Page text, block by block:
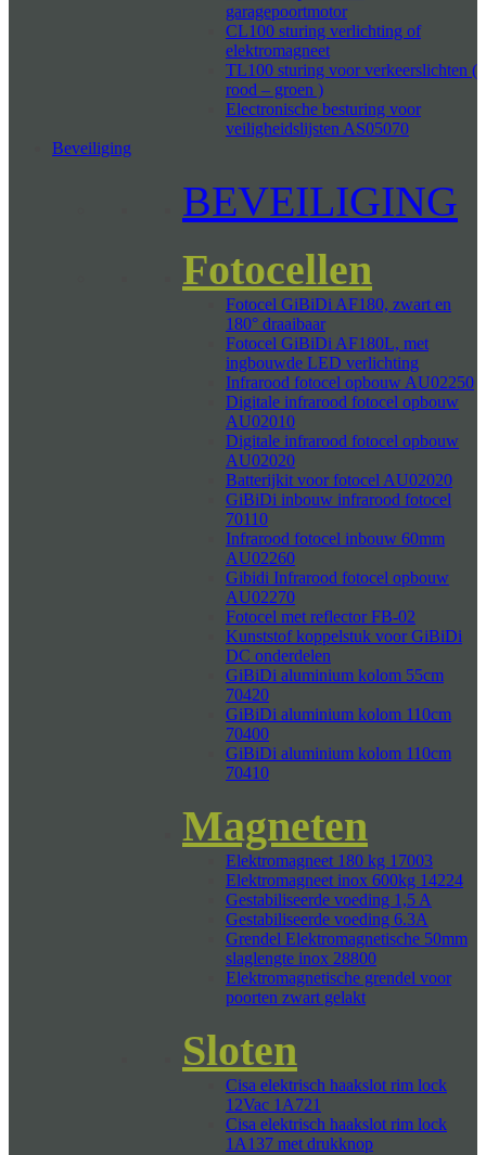
garagepoortmotor
CL100 sturing verlichting of
elektromagneet
TL100 sturing voor verkeerslichten (
rood – groen )
Electronische besturing voor
veiligheidslijsten AS05070
Beveiliging
BEVEILIGING
Fotocellen
Fotocel GiBiDi AF180, zwart en
180° draaibaar
Fotocel GiBiDi AF180L, met
ingbouwde LED verlichting
Infrarood fotocel opbouw AU02250
Digitale infrarood fotocel opbouw
AU02010
Digitale infrarood fotocel opbouw
AU02020
Batterijkit voor fotocel AU02020
GiBiDi inbouw infrarood fotocel
70110
Infrarood fotocel inbouw 60mm
AU02260
Gibidi Infrarood fotocel opbouw
AU02270
Fotocel met reflector FB-02
Kunststof koppelstuk voor GiBiDi
DC onderdelen
GiBiDi aluminium kolom 55cm
70420
GiBiDi aluminium kolom 110cm
70400
GiBiDi aluminium kolom 110cm
70410
Magneten
Elektromagneet 180 kg 17003
Elektromagneet inox 600kg 14224
Gestabiliseerde voeding 1,5 A
Gestabiliseerde voeding 6.3A
Grendel Elektromagnetische 50mm
slaglengte inox 28800
Elektromagnetische grendel voor
poorten zwart gelakt
Sloten
Cisa elektrisch haakslot rim lock
12Vac 1A721
Cisa elektrisch haakslot rim lock
1A137 met drukknop